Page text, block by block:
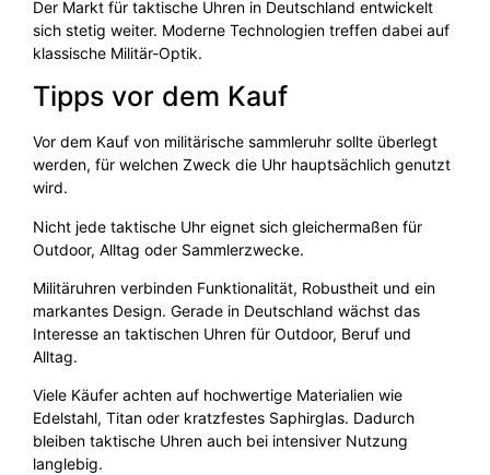
Der Markt für taktische Uhren in Deutschland entwickelt
sich stetig weiter. Moderne Technologien treffen dabei auf
klassische Militär-Optik.
Tipps vor dem Kauf
Vor dem Kauf von militärische sammleruhr sollte überlegt
werden, für welchen Zweck die Uhr hauptsächlich genutzt
wird.
Nicht jede taktische Uhr eignet sich gleichermaßen für
Outdoor, Alltag oder Sammlerzwecke.
Militäruhren verbinden Funktionalität, Robustheit und ein
markantes Design. Gerade in Deutschland wächst das
Interesse an taktischen Uhren für Outdoor, Beruf und
Alltag.
Viele Käufer achten auf hochwertige Materialien wie
Edelstahl, Titan oder kratzfestes Saphirglas. Dadurch
bleiben taktische Uhren auch bei intensiver Nutzung
langlebig.